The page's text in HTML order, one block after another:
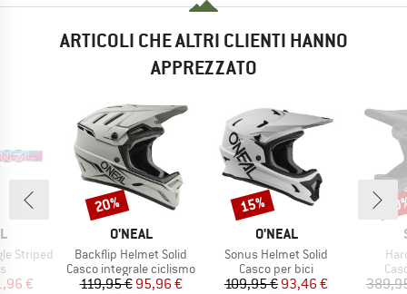
ARTICOLI CHE ALTRI CLIENTI HANNO
APPREZZATO
Striped
di prodotti
ridotto
€
MARCHIO
O'NEAL
Articolo
Backflip Helmet Solid
Gruppo di prodotti
Casco integrale ciclismo
Prezzo
119,95 €Prezzo ridotto
95,96 €
Sconto
20%
MARCHIO
O'NEAL
Articolo
Sonus Helmet Solid
Gruppo di prodotti
Casco per bici
Prezzo
109,95 €Prezzo ridotto
93,46 €
Sconto
15%